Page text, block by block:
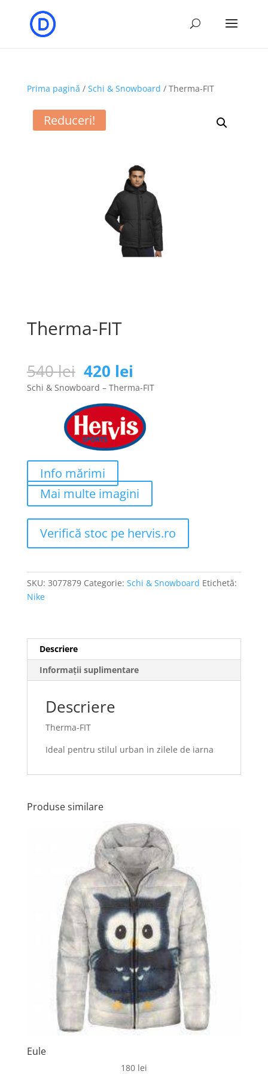
Prima pagină / Schi & Snowboard / Therma-FIT
Reduceri!
Therma-FIT
540lei Prețul
inițial
a
fost:
540 lei.
420 lei
curent
este:
420 lei.
Schi & Snowboard – Therma-FIT
Info mărimi
Mai multe imagini
Verifică stoc pe hervis.ro
SKU: 3077879 Categorie: Schi & Snowboard Etichetă:
Nike
Descriere
Informații suplimentare
Descriere
Therma-FIT
Ideal pentru stilul urban in zilele de iarna
Produse similare
Eule
180 lei